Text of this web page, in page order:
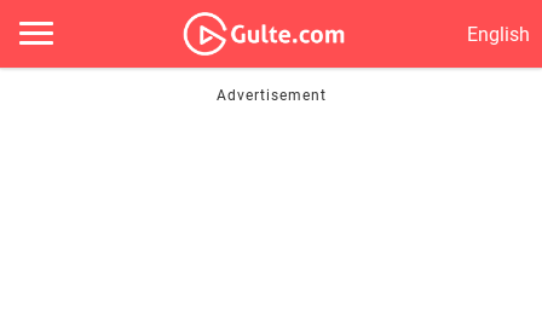
English